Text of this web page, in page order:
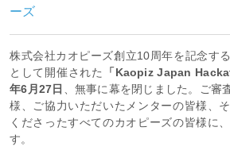
ーズ
株式会社カオピーズ創立10周年を記念す
として開催された
「Kaopiz Japan
年6月27日
、無事に幕を閉じました。ご審
様、ご協力いただいたメンターの皆様、
くださったすべてのカオピーズの皆様に
す。